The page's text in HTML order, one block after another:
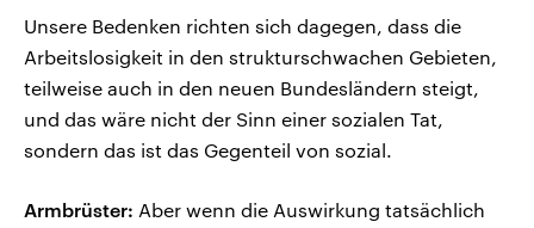
Unsere Bedenken richten sich dagegen, dass die
Arbeitslosigkeit in den strukturschwachen Gebieten,
teilweise auch in den neuen Bundesländern steigt,
und das wäre nicht der Sinn einer sozialen Tat,
sondern das ist das Gegenteil von sozial.
Armbrüster: Aber wenn die Auswirkung tatsächlich